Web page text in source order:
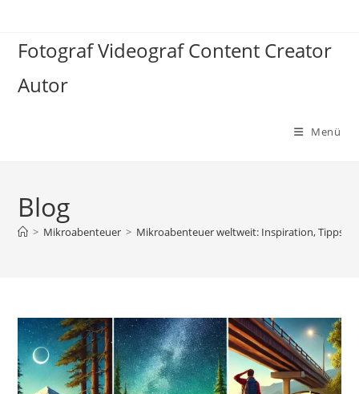
springen
Fotograf Videograf Content Creator
Autor
Menü
Blog
> Mikroabenteuer > Mikroabenteuer weltweit: Inspiration, Tipps